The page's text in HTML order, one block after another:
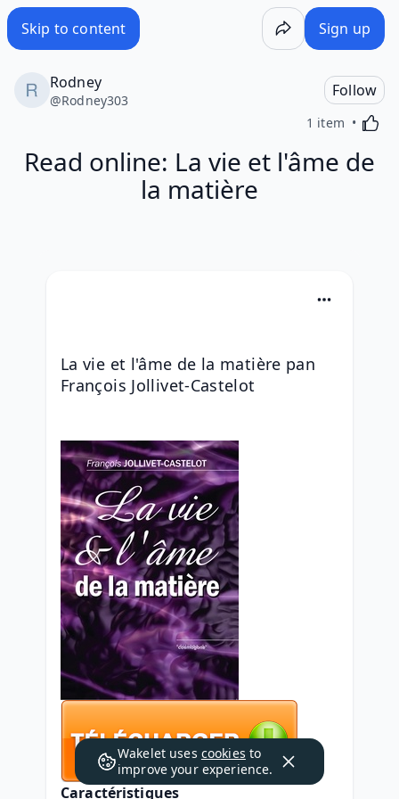
Skip to content Sign up
Rodney
@Rodney303
Follow
1 item
Read online: La vie et l'âme de
la matière
La vie et l'âme de la matière pan
François Jollivet-Castelot
Caractéristiques
Wakelet uses cookies to
improve your experience.